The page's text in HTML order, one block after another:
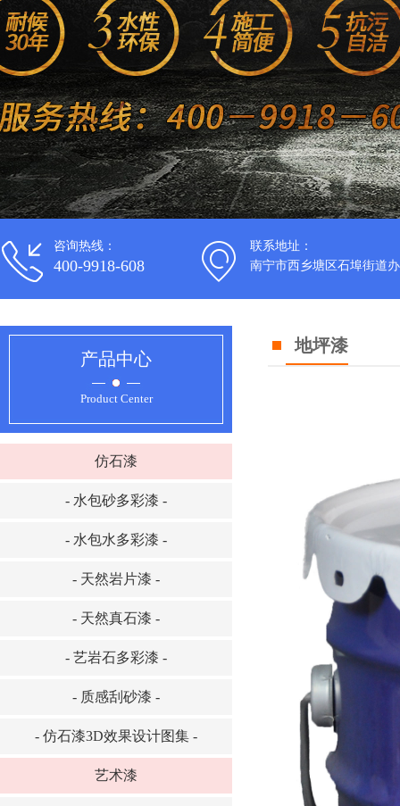
咨询热线：
400-9918-608
联系地址：
南宁市西乡塘区石埠街道
产品中心
Product Center
仿石漆
- 水包砂多彩漆 -
- 水包水多彩漆 -
- 天然岩片漆 -
- 天然真石漆 -
- 艺岩石多彩漆 -
- 质感刮砂漆 -
- 仿石漆3D效果设计图集 -
艺术漆
地坪漆